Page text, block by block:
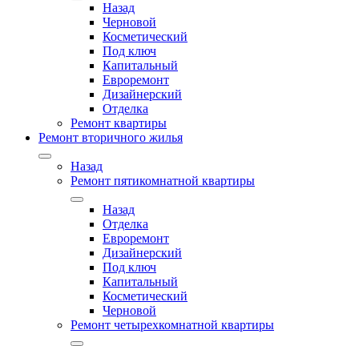
Назад
Черновой
Косметический
Под ключ
Капитальный
Евроремонт
Дизайнерский
Отделка
Ремонт квартиры
Ремонт вторичного жилья
Назад
Ремонт пятикомнатной квартиры
Назад
Отделка
Евроремонт
Дизайнерский
Под ключ
Капитальный
Косметический
Черновой
Ремонт четырехкомнатной квартиры